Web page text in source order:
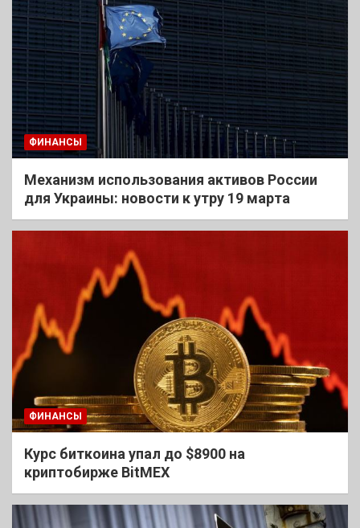
ФИНАНСЫ
Механизм использования активов России
для Украины: новости к утру 19 марта
ФИНАНСЫ
Курс биткоина упал до $8900 на
криптобирже BitMEX